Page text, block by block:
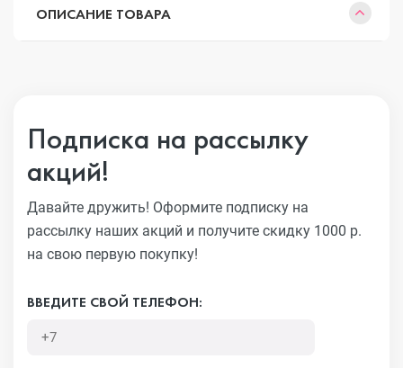
ОПИСАНИЕ ТОВАРА
Подписка на рассылку
акций!
Давайте дружить! Оформите подписку на
рассылку наших акций и получите скидку 1000 р.
на свою первую покупку!
ВВЕДИТЕ СВОЙ ТЕЛЕФОН: